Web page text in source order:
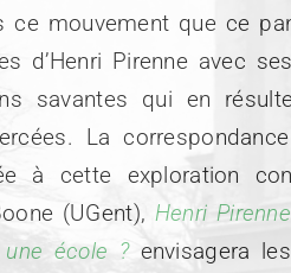
ce mouvement que ce
d’Henri Pirenne avec
savantes qui en
La
à cette exploration
(UGent), Henri
école ?envisagera